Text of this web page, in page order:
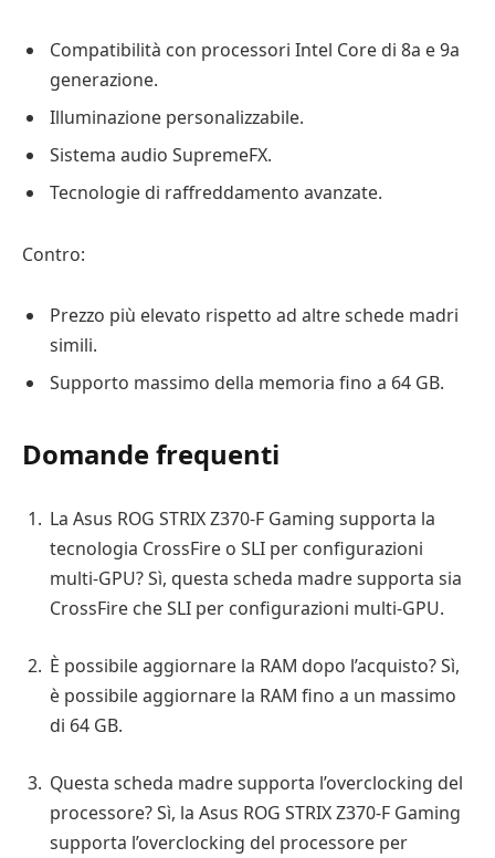
Compatibilità con processori Intel Core di 8a e 9a
generazione.
Illuminazione personalizzabile.
Sistema audio SupremeFX.
Tecnologie di raffreddamento avanzate.
Contro:
Prezzo più elevato rispetto ad altre schede madri
simili.
Supporto massimo della memoria fino a 64 GB.
Domande frequenti
La Asus ROG STRIX Z370-F Gaming supporta la
tecnologia CrossFire o SLI per configurazioni
multi-GPU? Sì, questa scheda madre supporta sia
CrossFire che SLI per configurazioni multi-GPU.
È possibile aggiornare la RAM dopo l’acquisto? Sì,
è possibile aggiornare la RAM fino a un massimo
di 64 GB.
Questa scheda madre supporta l’overclocking del
processore? Sì, la Asus ROG STRIX Z370-F Gaming
supporta l’overclocking del processore per